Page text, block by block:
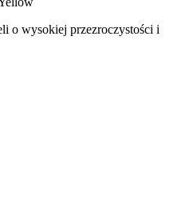
o wysokiej przezroczystości i